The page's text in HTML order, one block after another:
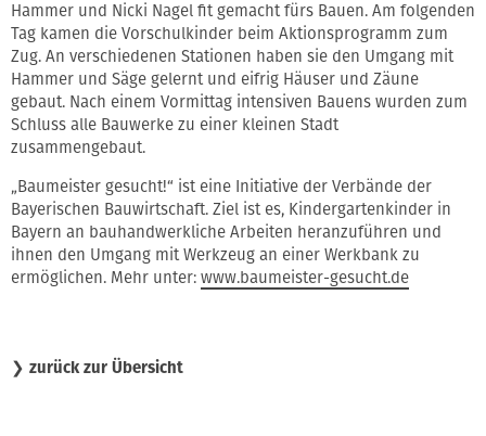
Hammer und Nicki Nagel fit gemacht fürs Bauen. Am folgenden
Tag kamen die Vorschulkinder beim Aktionsprogramm zum
Zug. An verschiedenen Stationen haben sie den Umgang mit
Hammer und Säge gelernt und eifrig Häuser und Zäune
gebaut. Nach einem Vormittag intensiven Bauens wurden zum
Schluss alle Bauwerke zu einer kleinen Stadt
zusammengebaut.
„Baumeister gesucht!“ ist eine Initiative der Verbände der
Bayerischen Bauwirtschaft. Ziel ist es, Kindergartenkinder in
Bayern an bauhandwerkliche Arbeiten heranzuführen und
ihnen den Umgang mit Werkzeug an einer Werkbank zu
ermöglichen. Mehr unter: www.baumeister-gesucht.de
❯ zurück zur Übersicht